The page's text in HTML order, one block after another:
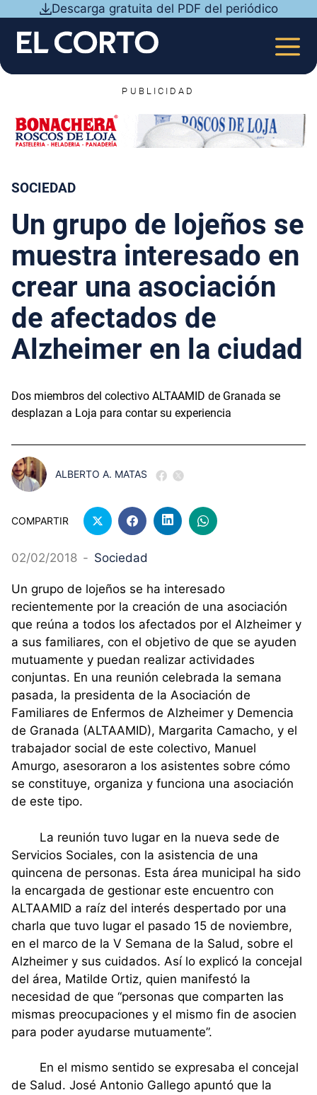
contenido
Descarga gratuita del PDF del periódico
PUBLICIDAD
SOCIEDAD
Un grupo de lojeños se
muestra interesado en
crear una asociación
de afectados de
Alzheimer en la ciudad
Dos miembros del colectivo ALTAAMID de Granada se
desplazan a Loja para contar su experiencia
ALBERTO A. MATAS
COMPARTIR
02/02/2018 - Sociedad
Un grupo de lojeños se ha interesado
recientemente por la creación de una asociación
que reúna a todos los afectados por el Alzheimer y
a sus familiares, con el objetivo de que se ayuden
mutuamente y puedan realizar actividades
conjuntas. En una reunión celebrada la semana
pasada, la presidenta de la Asociación de
Familiares de Enfermos de Alzheimer y Demencia
de Granada (ALTAAMID), Margarita Camacho, y el
trabajador social de este colectivo, Manuel
Amurgo, asesoraron a los asistentes sobre cómo
se constituye, organiza y funciona una asociación
de este tipo.
La reunión tuvo lugar en la nueva sede de
Servicios Sociales, con la asistencia de una
quincena de personas. Esta área municipal ha sido
la encargada de gestionar este encuentro con
ALTAAMID a raíz del interés despertado por una
charla que tuvo lugar el pasado 15 de noviembre,
en el marco de la V Semana de la Salud, sobre el
Alzheimer y sus cuidados. Así lo explicó la concejal
del área, Matilde Ortiz, quien manifestó la
necesidad de que “personas que comparten las
mismas preocupaciones y el mismo fin de asocien
para poder ayudarse mutuamente”.
En el mismo sentido se expresaba el concejal
de Salud. José Antonio Gallego apuntó que la